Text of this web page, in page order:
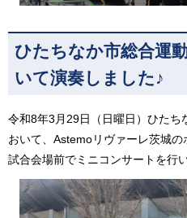
ひたちなか市総合運
いて演奏しました♪
令和8年3月29日（日曜日）ひたち
おいて、Astemoリヴァーレ茨城の
試合会場前でミニコンサートを行